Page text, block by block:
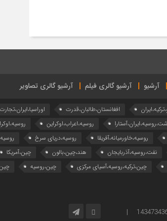
آرشیو آرشیو گالری فیلم آرشیو گالری تصاویر
افغانستان،طالبان،قدرت
اوراسیا،ایران،تجارت
روسیه،اعراب،اوکراین
روسیه،خاورمیانه،آفریقا روسیه،دریای سرخ
نفت،روسیه،آذربایجان هند،چین،بالون
چین،آمریکا
چین،ترکیه،روسیه،آسیای مرکزی چین،روسیه
آدرس: تهران – خیابان ولیعصر – بالاتر از پارک ساعی – کوچه امینی، پلاک 2 – واحد 8 | کدپستی: 1434734368 |